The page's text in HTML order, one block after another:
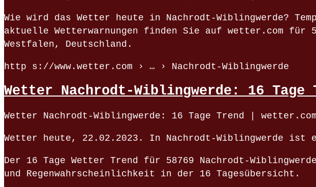
Wie wird das Wetter heute in Nachrodt-Wiblingwerde?
aktuelle Wetterwarnungen finden Sie auf wetter.com für
Westfalen, Deutschland.
http s://www.wetter.com › … › Nachrodt-Wiblingwerde
Wetter Nachrodt-Wiblingwerde: 16 Tage
Wetter Nachrodt-Wiblingwerde: 16 Tage Trend | wetter.com
Wetter heute, 22.02.2023. In Nachrodt-Wiblingwerde ist
Der 16 Tage Wetter Trend für 58769 Nachrodt-
und Regenwahrscheinlichkeit in der 16 Tagesübersicht.